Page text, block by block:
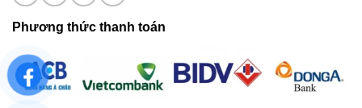
Phương thức thanh toán